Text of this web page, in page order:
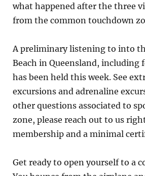
what happened after the three
from the common touchdown
A preliminary listening to into
Beach in Queensland, including
has been held this week. See
excursions and adrenaline
other questions associated to
zone, please reach out to us
membership and a minimal
Get ready to open yourself to a